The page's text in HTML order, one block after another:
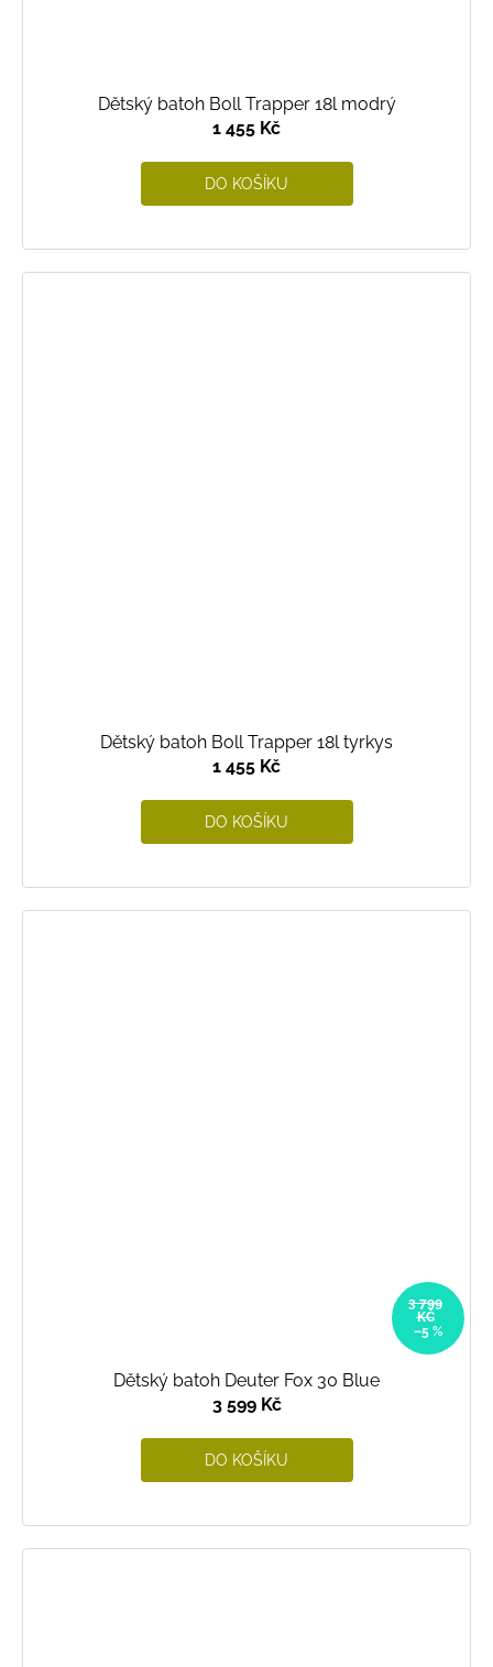
Dětský batoh Boll Trapper 18l modrý
1 455 Kč
DO KOŠÍKU
Dětský batoh Boll Trapper 18l tyrkys
1 455 Kč
DO KOŠÍKU
3 799
KČ
–5 %
Dětský batoh Deuter Fox 30 Blue
3 599 Kč
DO KOŠÍKU